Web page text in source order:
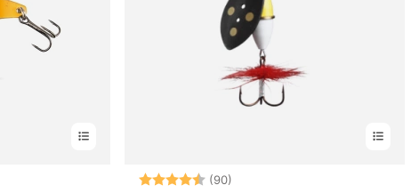
Betyg: (90)